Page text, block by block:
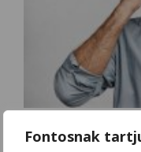
Fontosnak